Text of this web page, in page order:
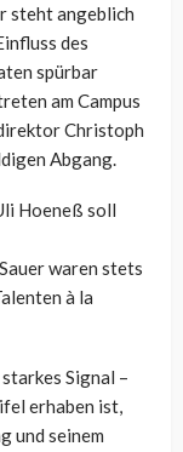
steht angeblich
des
spürbar
am Campus
Christoph
Abgang.
Hoeneß soll
waren stets
à la
Signal –
erhaben ist,
und seinem